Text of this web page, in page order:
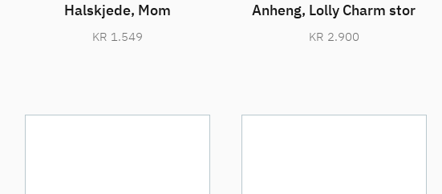
Halskjede, Mom
KR 1.549
Anheng, Lolly Charm stor
KR 2.900